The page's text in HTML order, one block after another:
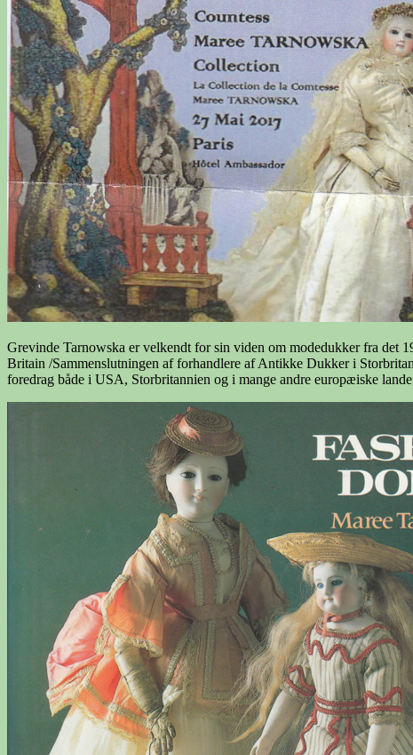
Grevinde Tarnowska er velkendt for sin viden om modedukker fra det
Britain /Sammenslutningen af forhandlere af Antikke Dukker i
foredrag både i USA, Storbritannien og i mange andre europæiske